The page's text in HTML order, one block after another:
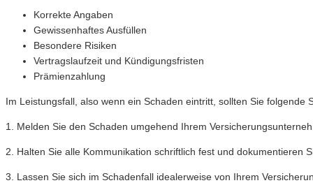
Korrekte Angaben
Gewissenhaftes Ausfüllen
Besondere Risiken
Vertragslaufzeit und Kündigungsfristen
Prämienzahlung
Im Leistungsfall, also wenn ein Schaden eintritt, sollten Sie folgende
1. Melden Sie den Schaden umgehend Ihrem
2. Halten Sie alle Kommunikation schriftlich fest und dokumentieren
3. Lassen Sie sich im Schadenfall idealerweise von Ihrem